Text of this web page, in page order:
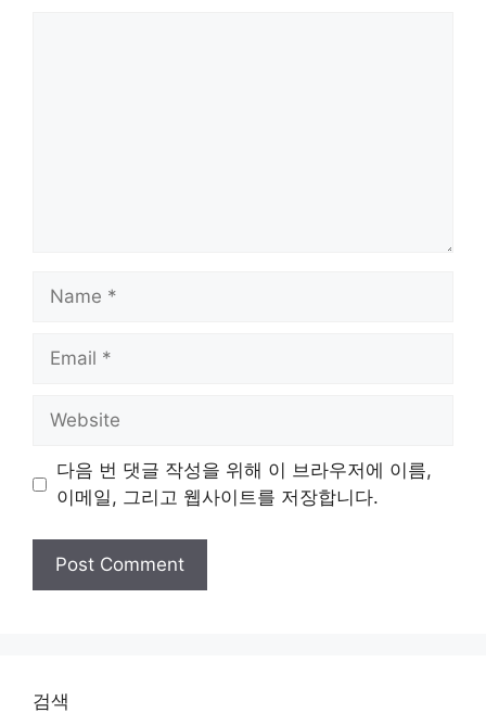
Name
Email
Website
다음 번 댓글 작성을 위해 이 브라우저에 이름,
이메일, 그리고 웹사이트를 저장합니다.
검색